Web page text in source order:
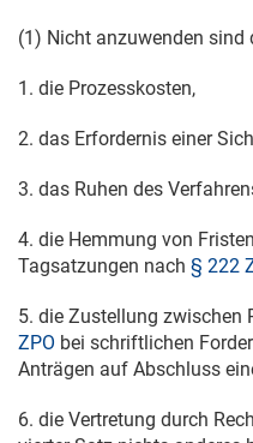
(1) Nicht anzuwenden sind
1. die Prozesskosten,
2. das Erfordernis einer
3. das Ruhen des
4. die Hemmung von
Tagsatzungen nach § 222
5. die Zustellung zwischen
ZPO bei schriftlichen
Anträgen auf Abschluss
6. die Vertretung durch